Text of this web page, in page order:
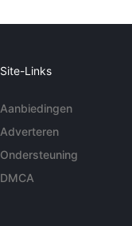
Site-Links
Aanbiedingen
Adverteren
Ondersteuning
DMCA